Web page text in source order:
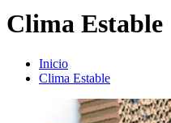
Clima Estable
Inicio
Clima Estable